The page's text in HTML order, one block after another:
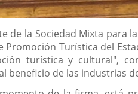
de la Sociedad Mixta para
Turística del
turística y cultural",
de las industrias